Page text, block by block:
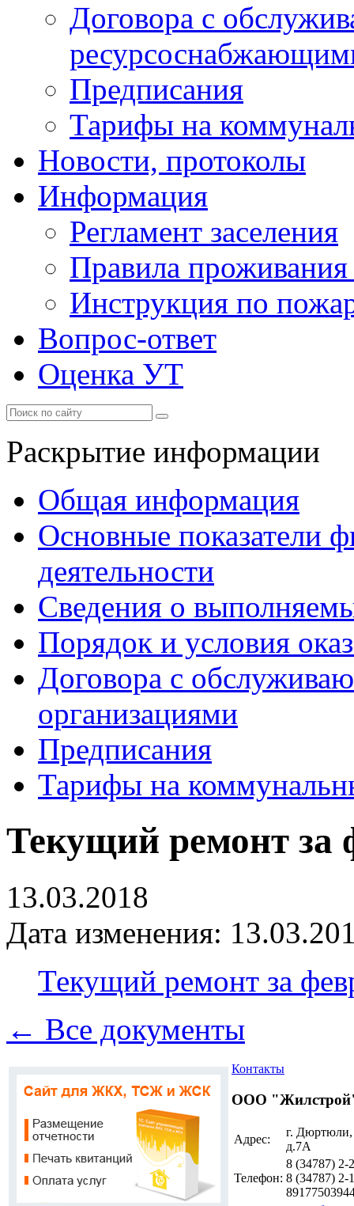
Договора с
Предписания
Тарифы на
Новости, протоколы
Информация
Регламент заселения
Правила
Инструкция по
Вопрос-ответ
Оценка УТ
Раскрытие информации
Общая информация
Основные показатели
деятельности
Сведения о
Порядок и условия
Договора с
организациями
Предписания
Тарифы на
Текущий ремонт за
13.03.2018
Дата изменения:
Текущий ремонт за
← Все документы
Контакты
ООО
Адрес:
г. Дюртюли,
д.7А
Телефон:
8 (34787) 2-
8 (34787) 2-